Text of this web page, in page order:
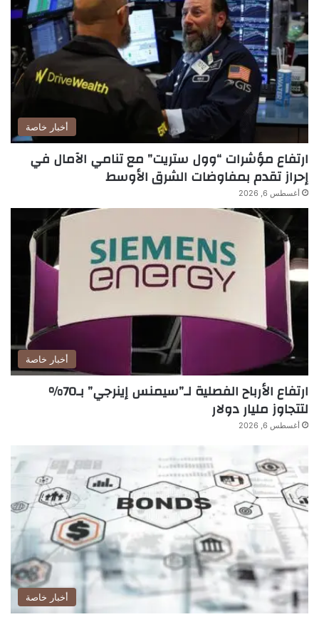
أخبار خاصة
ارتفاع مؤشرات “وول ستريت” مع تنامي الآمال في
إحراز تقدم بمفاوضات الشرق الأوسط
أغسطس 6, 2026
أخبار خاصة
ارتفاع الأرباح الفصلية لـ”سيمنس إينرجي” بـ70%
لتتجاوز مليار دولار
أغسطس 6, 2026
أخبار خاصة